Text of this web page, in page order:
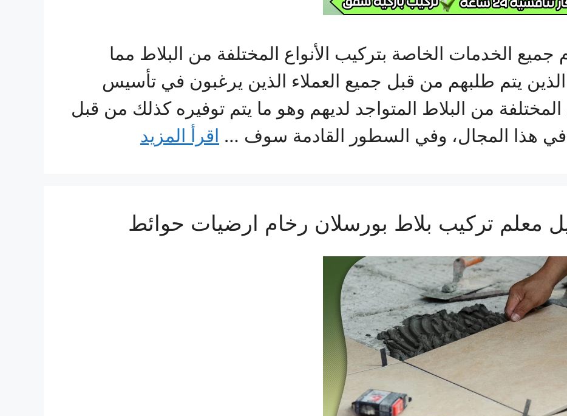
الخدمات الخاصة بتركيب الأنواع المختلفة من البلاط مما
يتم طلبهم من قبل جميع العملاء الذين يرغبون في تأسيس
المختلفة من البلاط المتواجد لديهم وهو ما يتم توفيره كذلك من قبل
هذا المجال، وفي السطور القادمة سوف … اقرأ المزيد
معلم تركيب بلاط بورسلان رخام ارضيات حوائط